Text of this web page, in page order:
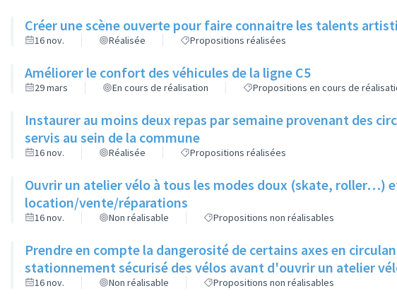
Créer une scène ouverte pour faire connaitre les talents
16 nov. Réalisée Propositions réalisées
Améliorer le confort des véhicules de la ligne C5
29 mars En cours de réalisation Propositions en cours de
Instaurer au moins deux repas par semaine provenant des
servis au sein de la commune
16 nov. Réalisée Propositions réalisées
Ouvrir un atelier vélo à tous les modes doux (skate, roller…)
location/vente/réparations
16 nov. Non réalisable Propositions non réalisables
Prendre en compte la dangerosité de certains axes en
stationnement sécurisé des vélos avant d'ouvrir un atelier
16 nov. Non réalisable Propositions non réalisables